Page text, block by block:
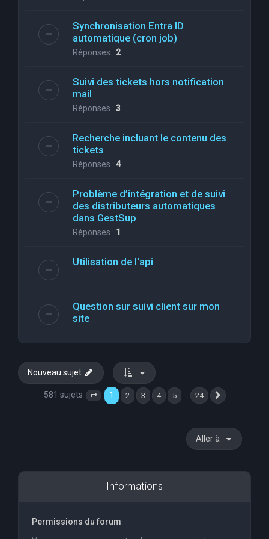
Synchronisation Entra ID
automatique (cron job)
Réponses : 2
Suivi des tickets hors notification
mail
Réponses : 3
Recherche incluant le contenu des
tickets
Réponses : 4
Problème d’intégration et de suivi
des distributeurs automatiques
dans GestSup
Réponses : 1
Utilisation de l'api
Question sur suivi client sur mon
site
Nouveau sujet
581 sujets Page 1 sur 24
1 2 3 4 5 … 24
Aller à
Informations
Permissions du forum